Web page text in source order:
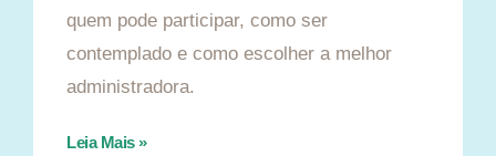
quem pode participar, como ser
contemplado e como escolher a melhor
administradora.
Leia Mais »